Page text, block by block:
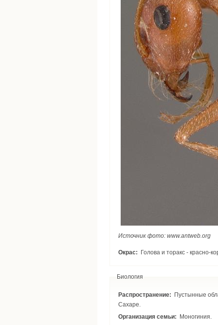
Источник фото: www.antweb.org
Окрас: Голова и торакс - красно-
Биология
Распространение:
Сахаре.
Организация семьи:
Моногиния.